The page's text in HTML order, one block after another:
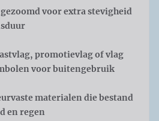
voor extra stevigheid
promotievlag of vlag
voor buitengebruik
materialen die bestand
en regen